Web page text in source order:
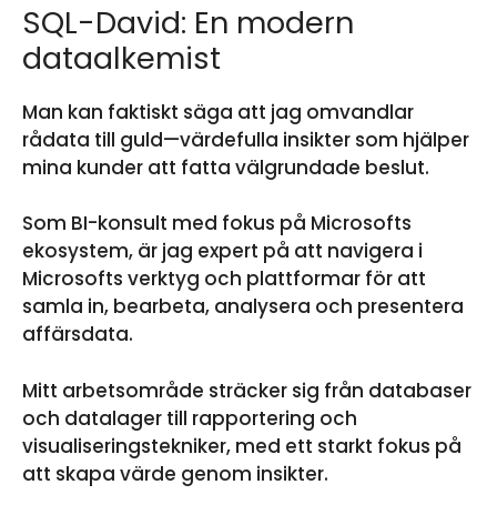
SQL-David: En modern
dataalkemist
Man kan faktiskt säga att jag omvandlar
rådata till guld—värdefulla insikter som hjälper
mina kunder att fatta välgrundade beslut.
Som BI-konsult med fokus på Microsofts
ekosystem, är jag expert på att navigera i
Microsofts verktyg och plattformar för att
samla in, bearbeta, analysera och presentera
affärsdata.
Mitt arbetsområde sträcker sig från databaser
och datalager till rapportering och
visualiseringstekniker, med ett starkt fokus på
att skapa värde genom insikter.